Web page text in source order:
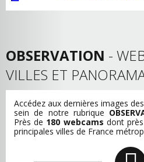
OBSERVATION -
VILLES ET
Accédez aux dernières images des
sein de notre rubrique
Près de 180 webcams dont
principales villes de France